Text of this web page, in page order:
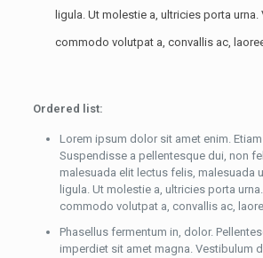
ligula. Ut molestie a, ultricies porta urna.
commodo volutpat a, convallis ac,
Ordered list:
Lorem ipsum dolor sit amet enim.
Suspendisse a pellentesque dui, non
malesuada elit lectus felis, malesuada
ligula. Ut molestie a, ultricies porta
commodo volutpat a, convallis ac,
Phasellus fermentum in, dolor.
imperdiet sit amet magna. Vestibulum